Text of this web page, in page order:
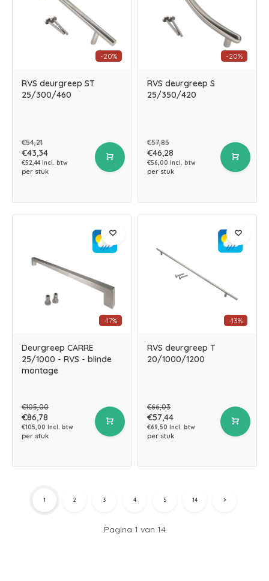
-20%
RVS deurgreep ST
25/300/460
€54,21
€43,34
€52,44 Incl. btw
per stuk
-20%
RVS deurgreep S
25/350/420
€57,85
€46,28
€56,00 Incl. btw
per stuk
-17%
Deurgreep CARRE
25/1000 - RVS - blinde
montage
€105,00
€86,78
€105,00 Incl. btw
per stuk
-13%
RVS deurgreep T
20/1000/1200
€66,03
€57,44
€69,50 Incl. btw
per stuk
Pagina 1 van 14
1 2 3 4 5 14